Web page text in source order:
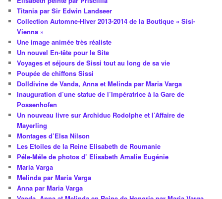
Titania par Sir Edwin Landseer
Collection Automne-Hiver 2013-2014 de la Boutique « Sisi-
Vienna »
Une image animée très réaliste
Un nouvel En-tête pour le Site
Voyages et séjours de Sissi tout au long de sa vie
Poupée de chiffons Sissi
Dolldivine de Vanda, Anna et Melinda par Maria Varga
Inauguration d’une statue de l’Impératrice à la Gare de
Possenhofen
Un nouveau livre sur Archiduc Rodolphe et l’Affaire de
Mayerling
Montages d’Elsa Nilson
Les Etoiles de la Reine Elisabeth de Roumanie
Péle-Méle de photos d’ Elisabeth Amalie Eugénie
Maria Varga
Melinda par Maria Varga
Anna par Maria Varga